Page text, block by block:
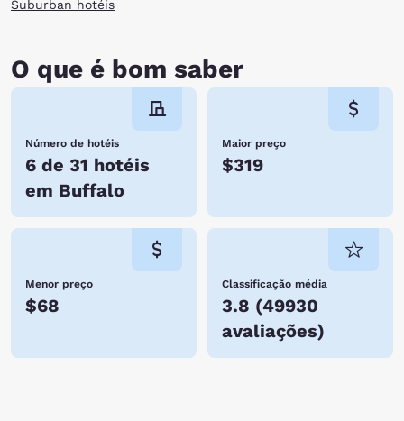
Suburban hotéis
O que é bom saber
Número de hotéis
6 de 31 hotéis
em Buffalo
Maior preço
$319
Menor preço
$68
Classificação média
3.8 (49930
avaliações)